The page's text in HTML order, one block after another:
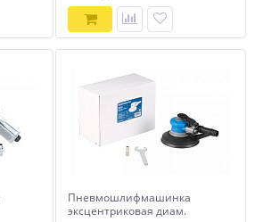
Пневмошлифмашинка
эксцентриковая диам.